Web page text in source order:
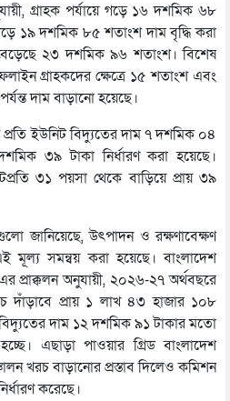
গ্রাহক পর্যায়ে গড়ে ১৬ দশমিক ৬৮
১৯ দশমিক ৮৫ শতাংশ দাম বৃদ্ধি করা
২৩ দশমিক ৯৬ শতাংশ। বিশেষ
গ্রাহকদের ক্ষেত্রে ১৫ শতাংশ এবং
দাম বাড়ানো হয়েছে।
প্রতি ইউনিট বিদ্যুতের দাম ৭ দশমিক ০৪
৩৯ টাকা নির্ধারণ করা হয়েছে।
৩১ পয়সা থেকে বাড়িয়ে প্রায় ৩৯
জানিয়েছে, উৎপাদন ও রক্ষণাবেক্ষণ
মূল্য সমন্বয় করা হয়েছে। বাংলাদেশ
প্রাক্কলন অনুযায়ী, ২০২৬-২৭ অর্থবছরে
দাঁড়াবে প্রায় ১ লাখ ৪৩ হাজার ১০৮
দাম ১২ দশমিক ৯১ টাকার মতো
এছাড়া পাওয়ার গ্রিড বাংলাদেশ
খরচ বাড়ানোর প্রস্তাব দিলেও কমিশন
করেছে।